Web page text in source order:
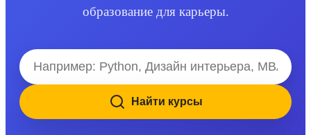
образование для карьеры.
Найти курсы